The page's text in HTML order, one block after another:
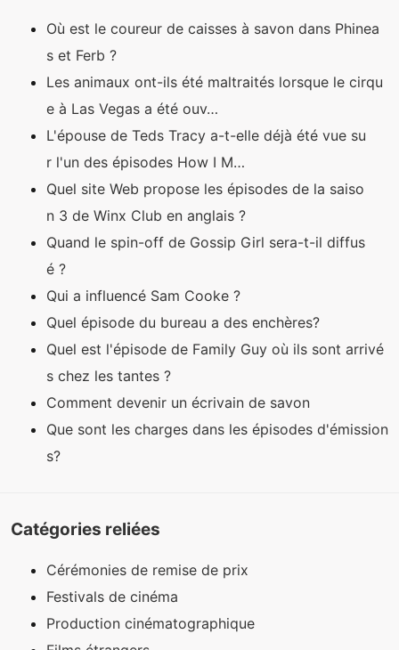
Où est le coureur de caisses à savon dans Phinea
s et Ferb ?
Les animaux ont-ils été maltraités lorsque le cirqu
e à Las Vegas a été ouv…
L'épouse de Teds Tracy a-t-elle déjà été vue su
r l'un des épisodes How I M…
Quel site Web propose les épisodes de la saiso
n 3 de Winx Club en anglais ?
Quand le spin-off de Gossip Girl sera-t-il diffus
é ?
Qui a influencé Sam Cooke ?
Quel épisode du bureau a des enchères?
Quel est l'épisode de Family Guy où ils sont arrivé
s chez les tantes ?
Comment devenir un écrivain de savon
Que sont les charges dans les épisodes d'émission
s?
Catégories reliées
Cérémonies de remise de prix
Festivals de cinéma
Production cinématographique